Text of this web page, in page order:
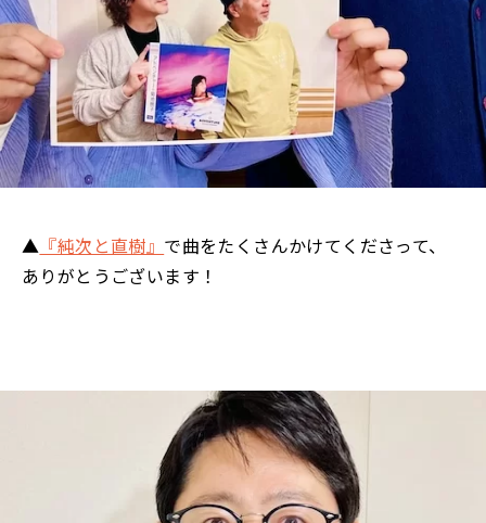
▲ 『純次と直樹』 で曲をたくさんかけてくださって、
ありがとうございます！